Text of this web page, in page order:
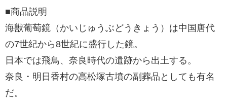
■商品説明
海獣葡萄鏡（かいじゅうぶどうきょう）は中国唐代
の7世紀から8世紀に盛行した鏡。
日本では飛鳥、奈良時代の遺跡から出土する。
奈良・明日香村の高松塚古墳の副葬品としても有名
だ。